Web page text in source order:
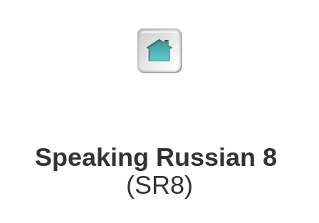
Speaking Russian 8
(SR8)